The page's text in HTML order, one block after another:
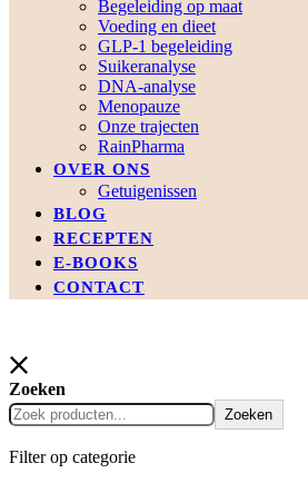
Begeleiding op maat
Voeding en dieet
GLP-1 begeleiding
Suikeranalyse
DNA-analyse
Menopauze
Onze trajecten
RainPharma
OVER ONS
Getuigenissen
BLOG
RECEPTEN
E-BOOKS
CONTACT
Zoeken
Zoeken
Filter op categorie